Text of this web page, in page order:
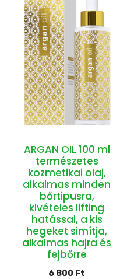
ARGAN OIL 100 ml
természetes
kozmetikai olaj,
alkalmas minden
bőrtipusra,
kivételes lifting
hatással, a kis
hegeket simítja,
alkalmas hajra és
fejbőrre
6 800 Ft